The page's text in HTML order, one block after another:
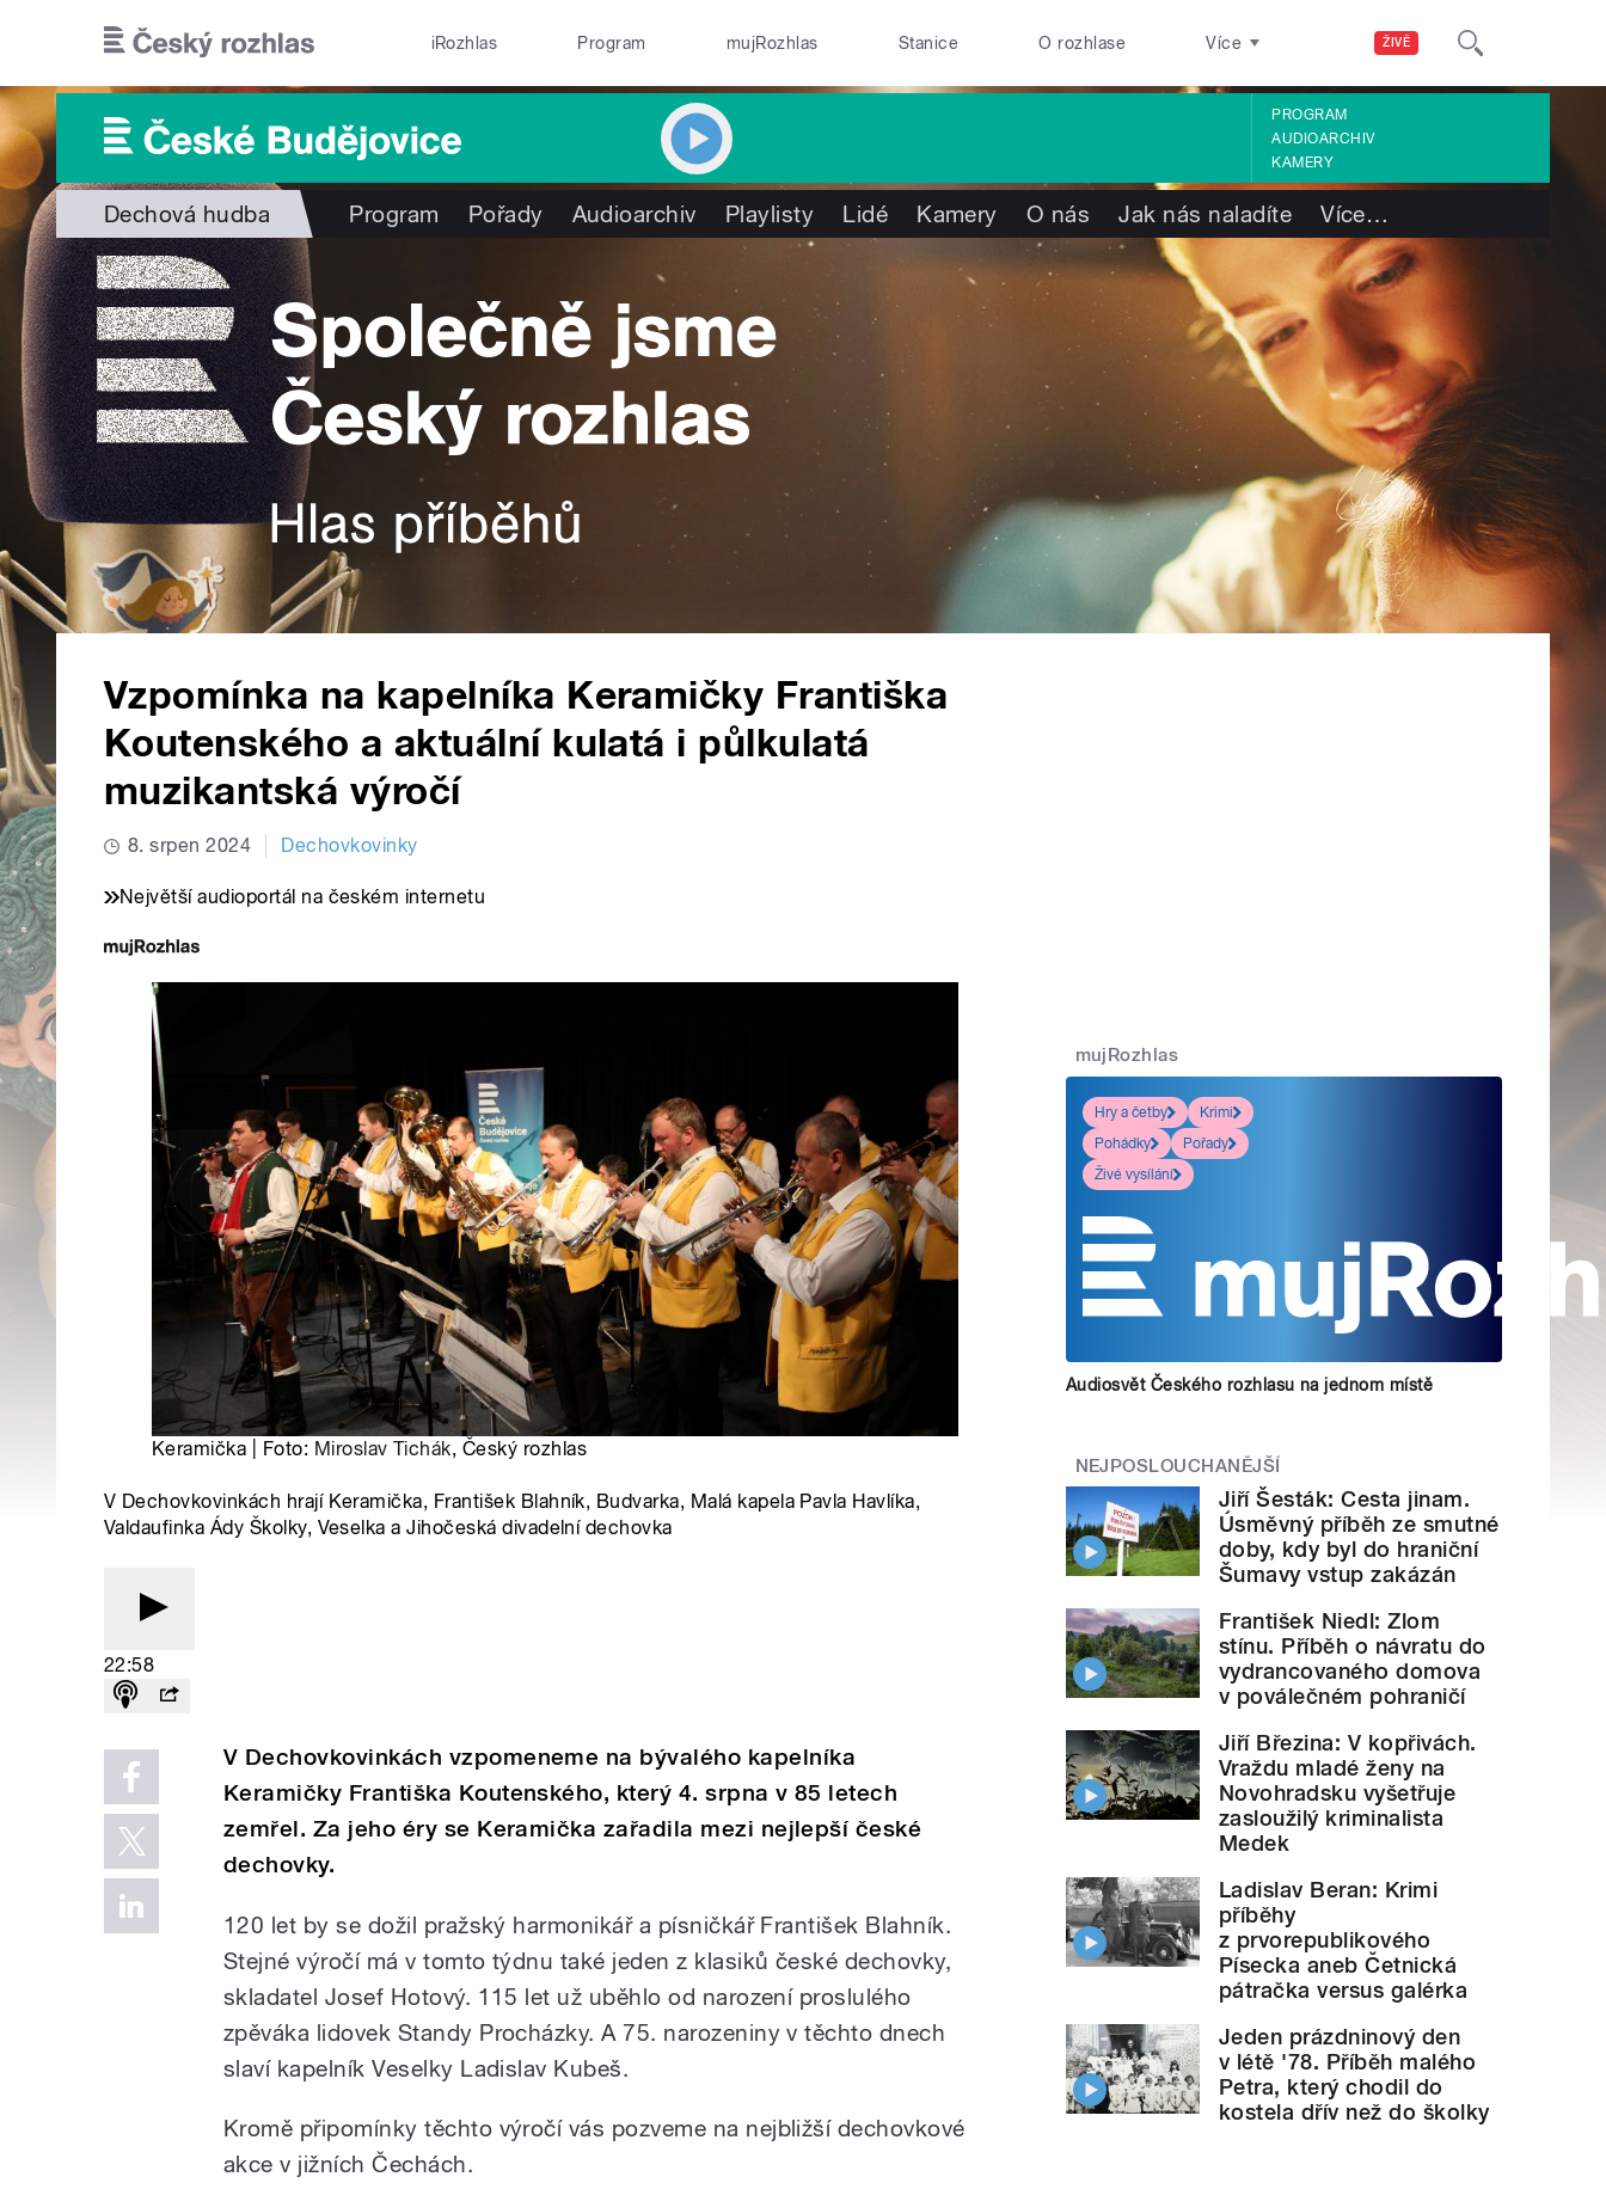
ŽIVĚ
iRozhlas Program mujRozhlas Stanice O rozhlase Více
PROGRAM
AUDIOARCHIV
KAMERY
Dechová hudba Program Pořady Audioarchiv Playlisty Lidé Kamery O nás Jak nás naladíte Více…
Vzpomínka na kapelníka Keramičky Františka
Koutenského a aktuální kulatá i půlkulatá
muzikantská výročí
8. srpen 2024 Dechovkovinky
Největší audioportál na českém internetu
Keramička | Foto: Miroslav Tichák, Český rozhlas
V Dechovkovinkách hrají Keramička, František Blahník, Budvarka, Malá kapela Pavla Havlíka,
Valdaufinka Ády Školky, Veselka a Jihočeská divadelní dechovka
22:58
V Dechovkovinkách vzpomeneme na bývalého kapelníka
Keramičky Františka Koutenského, který 4. srpna v 85 letech
zemřel. Za jeho éry se Keramička zařadila mezi nejlepší české
dechovky.
120 let by se dožil pražský harmonikář a písničkář František Blahník.
Stejné výročí má v tomto týdnu také jeden z klasiků české dechovky,
skladatel Josef Hotový. 115 let už uběhlo od narození proslulého
zpěváka lidovek Standy Procházky. A 75. narozeniny v těchto dnech
slaví kapelník Veselky Ladislav Kubeš.
Kromě připomínky těchto výročí vás pozveme na nejbližší dechovkové
akce v jižních Čechách.
mujRozhlas
Hry a četby
Krimi
Pohádky
Pořady
Živé vysílání
Audiosvět Českého rozhlasu na jednom místě
NEJPOSLOUCHANĚJŠÍ
Jiří Šesták: Cesta jinam.
Úsměvný příběh ze smutné
doby, kdy byl do hraniční
Šumavy vstup zakázán
František Niedl: Zlom
stínu. Příběh o návratu do
vydrancovaného domova
v poválečném pohraničí
Jiří Březina: V kopřivách.
Vraždu mladé ženy na
Novohradsku vyšetřuje
zasloužilý kriminalista
Medek
Ladislav Beran: Krimi
příběhy
z prvorepublikového
Písecka aneb Četnická
pátračka versus galérka
Jeden prázdninový den
v létě '78. Příběh malého
Petra, který chodil do
kostela dřív než do školky